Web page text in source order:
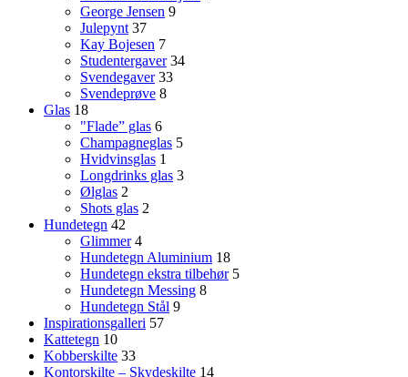
George Jensen 9
Julepynt 37
Kay Bojesen 7
Studentergaver 34
Svendegaver 33
Svendeprøve 8
Glas 18
"Flade” glas 6
Champagneglas 5
Hvidvinsglas 1
Longdrinks glas 3
Ølglas 2
Shots glas 2
Hundetegn 42
Glimmer 4
Hundetegn Aluminium 18
Hundetegn ekstra tilbehør 5
Hundetegn Messing 8
Hundetegn Stål 9
Inspirationsgalleri 57
Kattetegn 10
Kobberskilte 33
Kontorskilte – Skydeskilte 14